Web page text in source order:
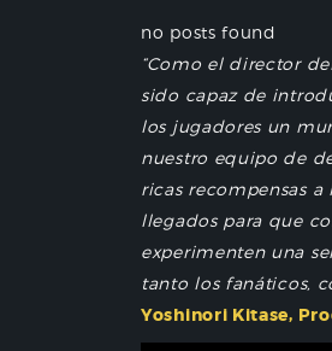
no posts found
“Como el director
sido capaz de
los jugadores un
nuestro equipo de
ricas recompensas
llegados para que
experimenten una
tanto los fanáticos,
Yoshinori Kitase,